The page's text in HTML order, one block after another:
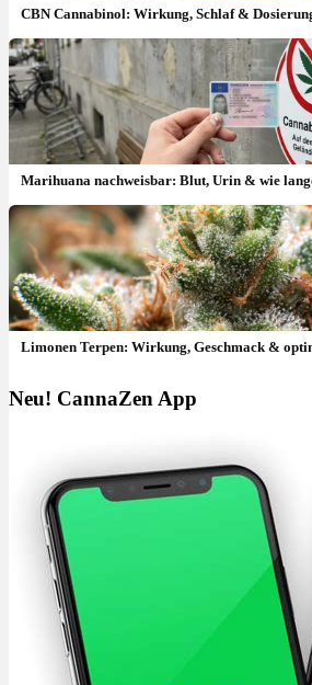
CBN Cannabinol: Wirkung, Schlaf &
Marihuana nachweisbar: Blut, Urin & wie
Limonen Terpen: Wirkung, Geschmack &
Neu! CannaZen App